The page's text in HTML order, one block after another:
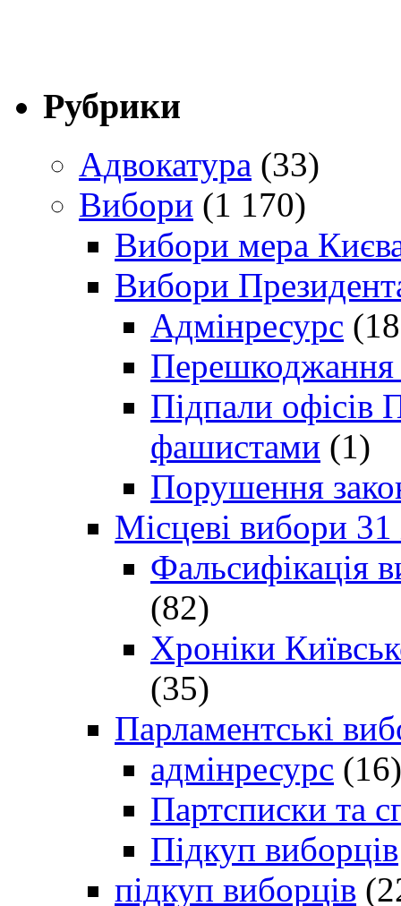
Рубрики
Адвокатура (33)
Вибори (1 170)
Вибори мера
Вибори
Адмінресурс
Перешкоджання
Підпали офісів
фашистами (1)
Порушення
Місцеві вибори
Фальсифікація
(82)
Хроніки
(35)
Парламентські
адмінресурс (16)
Партсписки та
Підкуп виборців
підкуп виборців